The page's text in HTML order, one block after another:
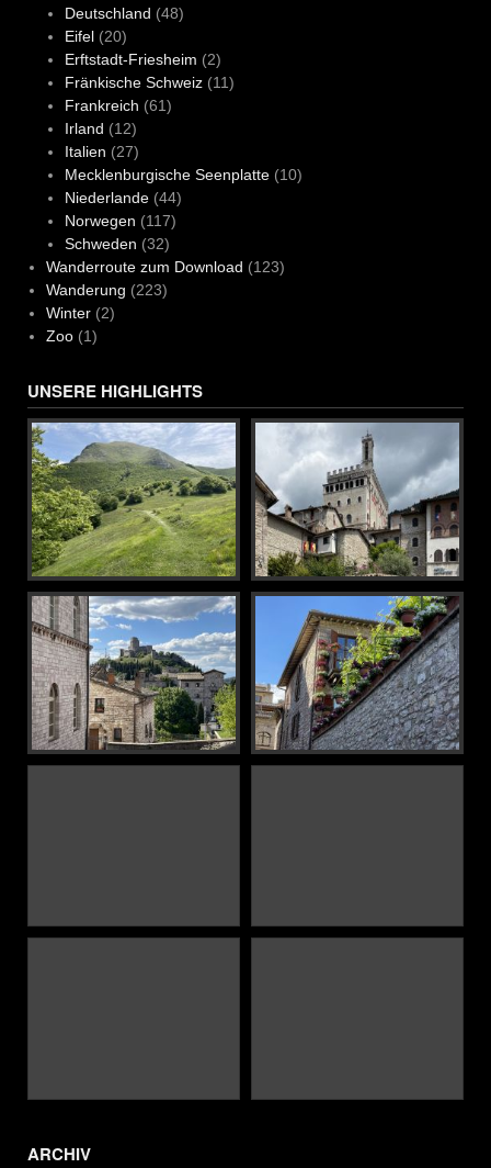
Deutschland (48)
Eifel(20)
Erftstadt-Friesheim (2)
Fränkische Schweiz(11)
Frankreich (61)
Irland (12)
Italien (27)
Mecklenburgische Seenplatte(10)
Niederlande(44)
Norwegen (117)
Schweden (32)
Wanderroute zum Download (123)
Wanderung (223)
Winter(2)
Zoo(1)
UNSERE HIGHLIGHTS
ARCHIV